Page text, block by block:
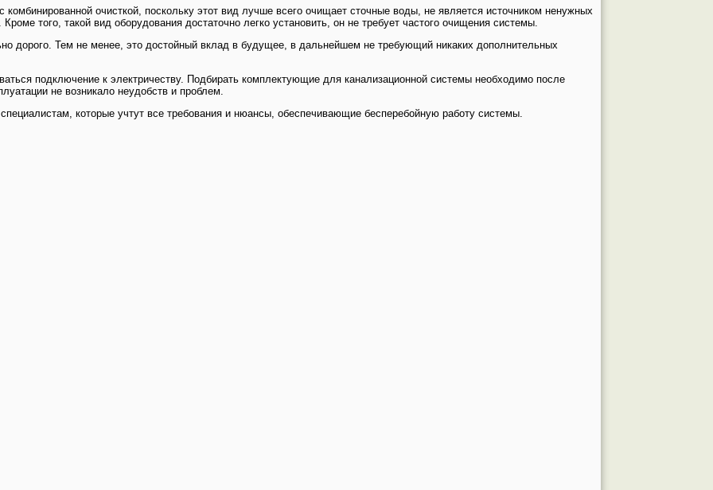
очисткой, поскольку этот вид лучше всего очищает сточные воды, не является источником ненужных
того, такой вид оборудования достаточно легко установить, он не требует частого очищения системы.
дорого. Тем не менее, это достойный вклад в будущее, в дальнейшем не требующий никаких дополнительных
подключение к электричеству. Подбирать комплектующие для канализационной системы необходимо после
не возникало неудобств и проблем.
которые учтут все требования и нюансы, обеспечивающие бесперебойную работу системы.